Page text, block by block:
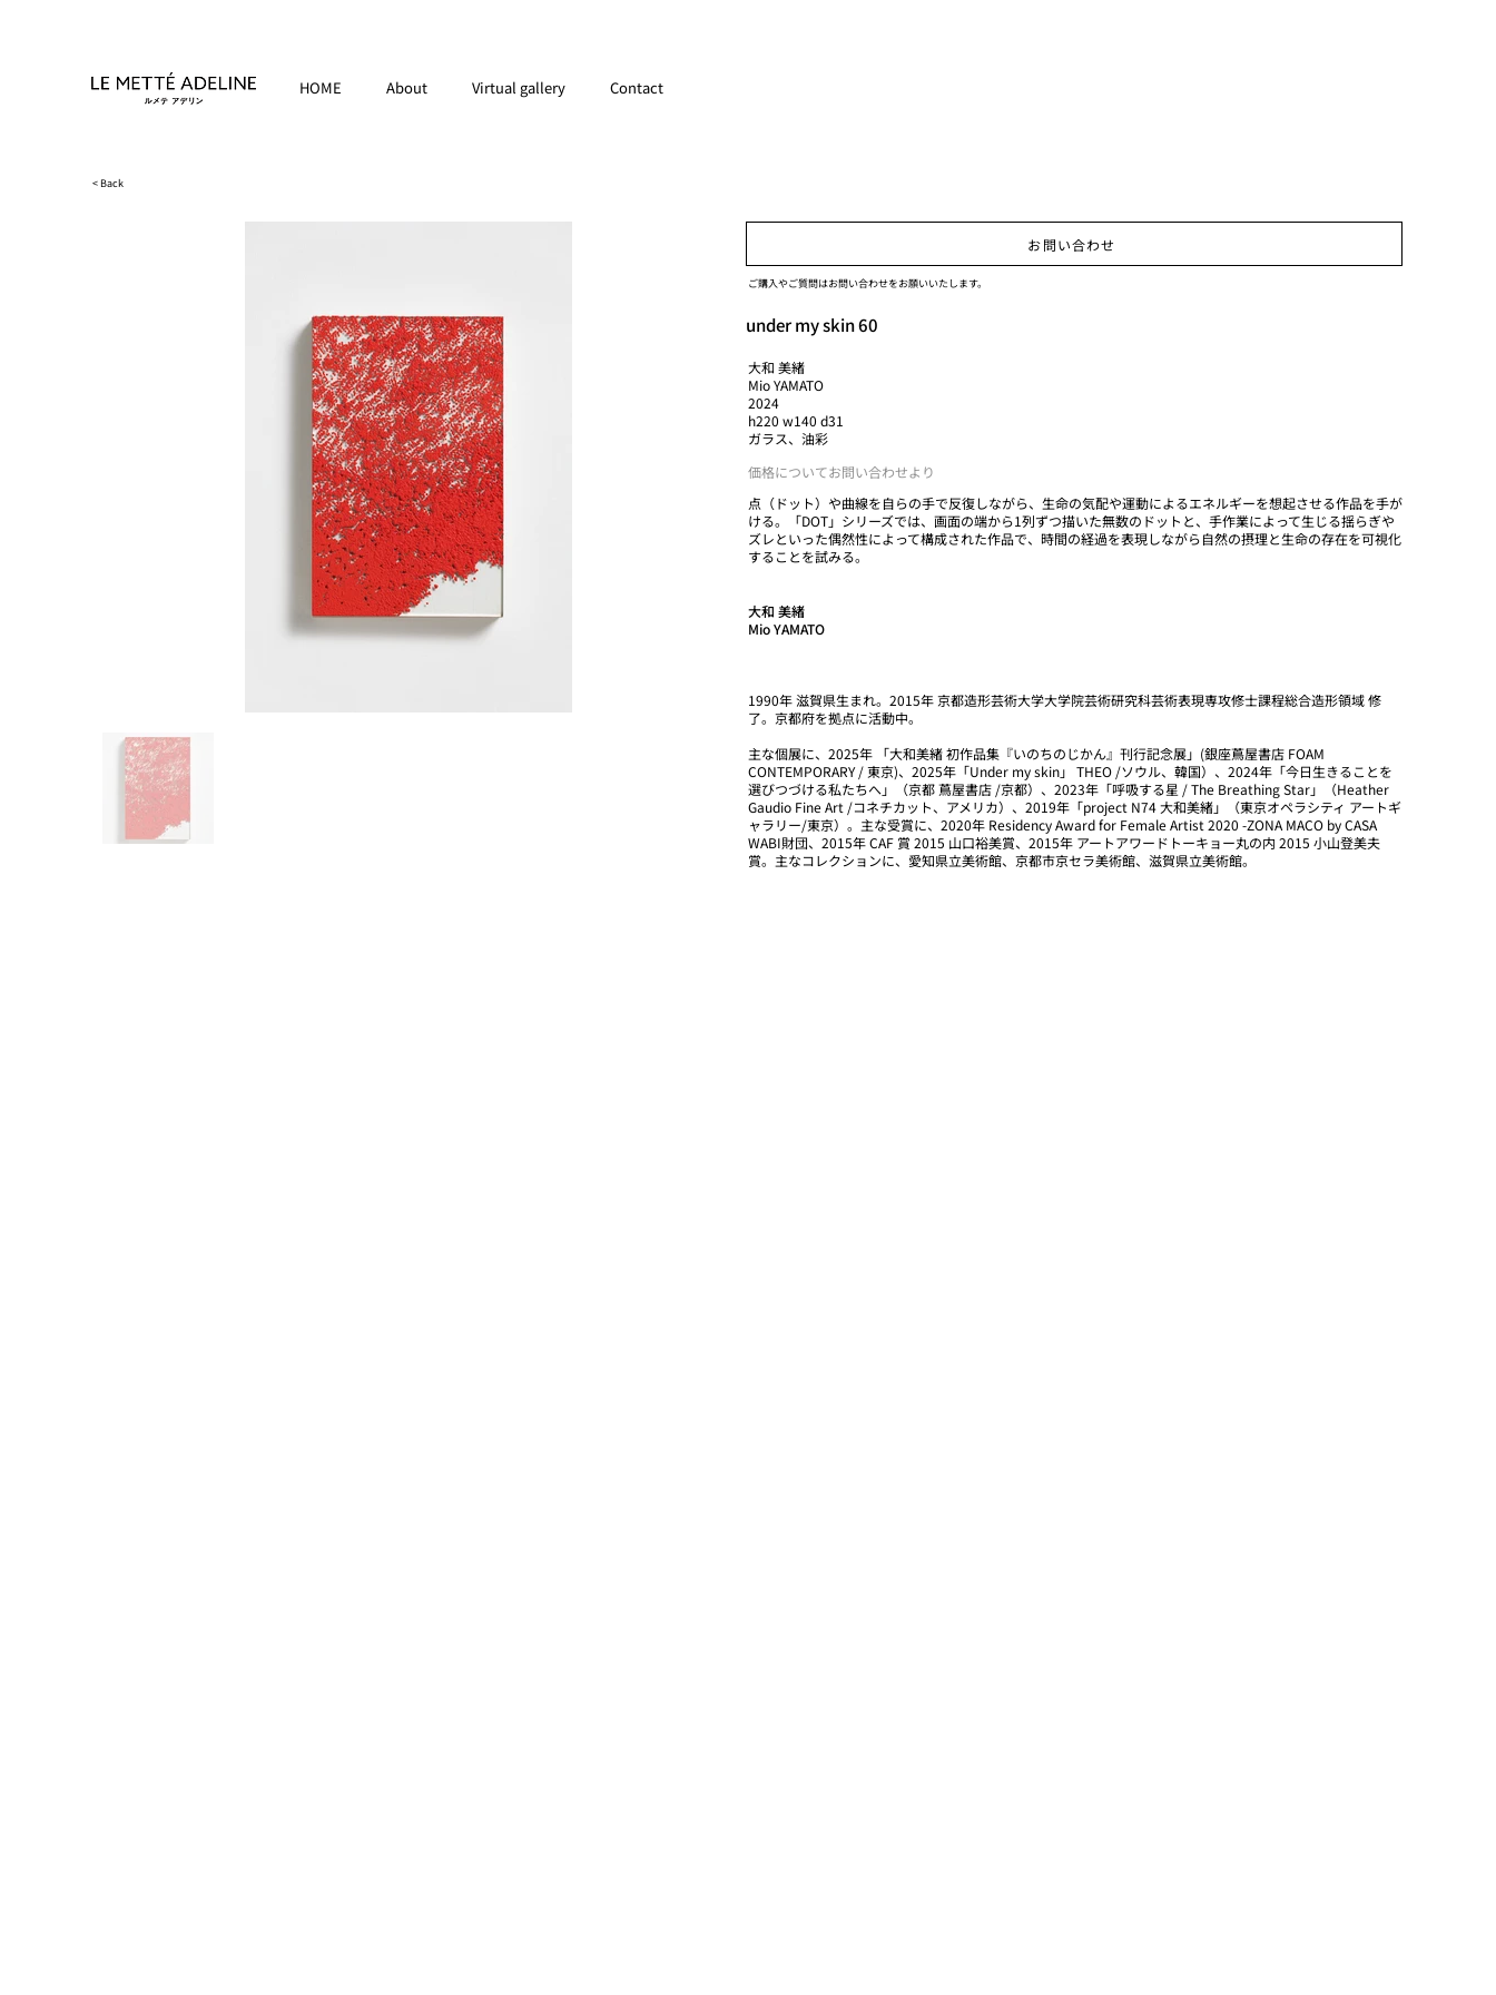
HOME About Virtual gallery Contact
< Back
お問い合わせ
ご購入やご質問はお問い合わせをお願いいたします。
under my skin 60
大和 美緒
Mio YAMATO
2024
h220 w140 d31
ガラス、油彩
価格についてお問い合わせより
点（ドット）や曲線を自らの手で反復しながら、生命の気配や運動によるエネルギーを想起させる作品を手が
ける。「DOT」シリーズでは、画面の端から1列ずつ描いた無数のドットと、手作業によって生じる揺らぎや
ズレといった偶然性によって構成された作品で、時間の経過を表現しながら自然の摂理と生命の存在を可視化
することを試みる。
大和 美緒
Mio YAMATO
1990年 滋賀県生まれ。2015年 京都造形芸術大学大学院芸術研究科芸術表現専攻修士課程総合造形領域 修
了。京都府を拠点に活動中。
主な個展に、2025年 「大和美緒 初作品集『いのちのじかん』刊行記念展」(銀座蔦屋書店 FOAM
CONTEMPORARY / 東京)、2025年「Under my skin」 THEO /ソウル、韓国）、2024年「今日生きることを
選びつづける私たちへ」（京都 蔦屋書店 /京都）、2023年「呼吸する星 / The Breathing Star」（Heather
Gaudio Fine Art /コネチカット、アメリカ）、2019年「project N74 大和美緒」（東京オペラシティ アートギ
ャラリー/東京）。主な受賞に、2020年 Residency Award for Female Artist 2020 -ZONA MACO by CASA
WABI財団、2015年 CAF 賞 2015 山口裕美賞、2015年 アートアワードトーキョー丸の内 2015 小山登美夫
賞。主なコレクションに、愛知県立美術館、京都市京セラ美術館、滋賀県立美術館。